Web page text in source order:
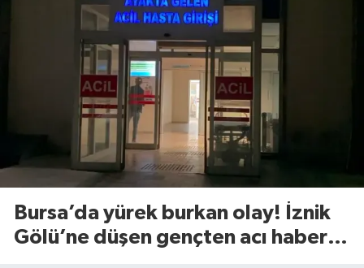
Bursa’da yürek burkan olay! İznik
Gölü’ne düşen gençten acı haber